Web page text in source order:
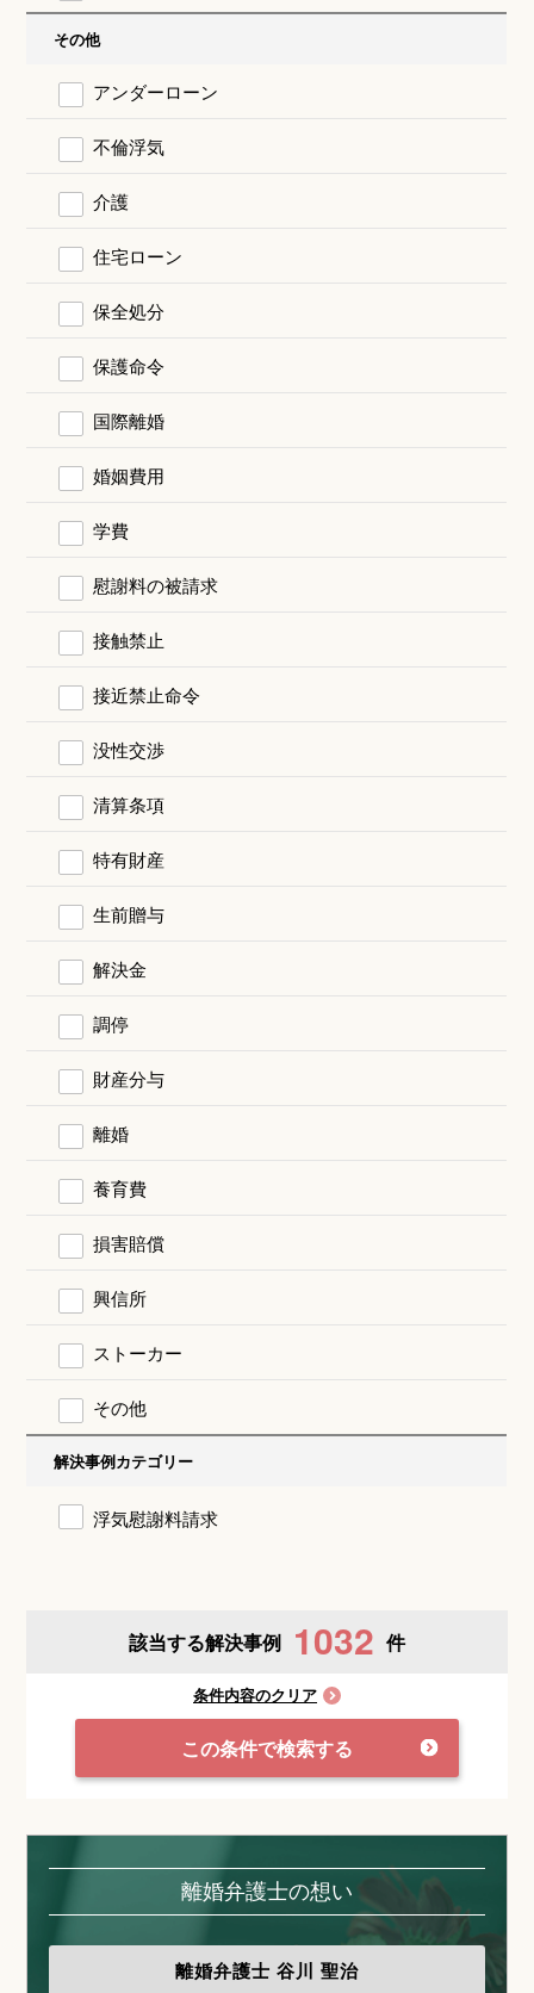
その他
アンダーローン
不倫浮気
介護
住宅ローン
保全処分
保護命令
国際離婚
婚姻費用
学費
慰謝料の被請求
接触禁止
接近禁止命令
没性交渉
清算条項
特有財産
生前贈与
解決金
調停
財産分与
離婚
養育費
損害賠償
興信所
ストーカー
その他
解決事例カテゴリー
浮気慰謝料請求
該当する解決事例 1032 件
条件内容のクリア
この条件で検索する
離婚弁護士の想い
離婚弁護士 谷川 聖治